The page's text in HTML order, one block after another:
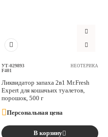
УТ-029893
F401
НЕОТЕРИКА
Ликвидатор запаха 2в1 Mr.Fresh
Expert для кошачьих туалетов,
порошок, 500 г
Персональная цена
В корзину